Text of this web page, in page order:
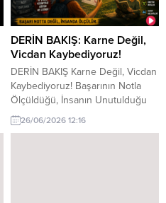
DERİN BAKIŞ: Karne Değil,
Vicdan Kaybediyoruz!
DERİN BAKIŞ Karne Değil, Vicdan
Kaybediyoruz! Başarının Notla
Ölçüldüğü, İnsanın Unutulduğu
Bir Maarif Sistemi Bugün
milyonlarca öğrenci karne aldı…
26/06/2026 12:16